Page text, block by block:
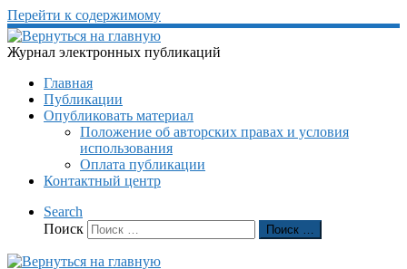
Перейти к содержимому
Журнал электронных публикаций
Главная
Публикации
Опубликовать материал
Положение об авторских правах и условия
использования
Оплата публикации
Контактный центр
Search
Поиск
Поиск …